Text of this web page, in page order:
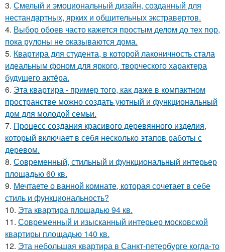
3. Смелый и эмоциональный дизайн, созданный для
нестандартных, ярких и общительных экстравертов.
4. Выбор обоев часто кажется простым делом до тех пор,
пока рулоны не оказываются дома.
5. Квартира для студента, в которой лаконичность стала
идеальным фоном для яркого, творческого характера
будущего актёра.
6. Эта квартира - пример того, как даже в компактном
пространстве можно создать уютный и функциональный
дом для молодой семьи.
7. Процесс создания красивого деревянного изделия,
который включает в себя несколько этапов работы с
деревом.
8. Современный, стильный и функциональный интерьер
площадью 60 кв.
9. Мечтаете о ванной комнате, которая сочетает в себе
стиль и функциональность?
10. Эта квартира площадью 94 кв.
11. Современный и изысканный интерьер московской
квартиры площадью 140 кв.
12. Эта небольшая квартира в Санкт-петербурге когда-то